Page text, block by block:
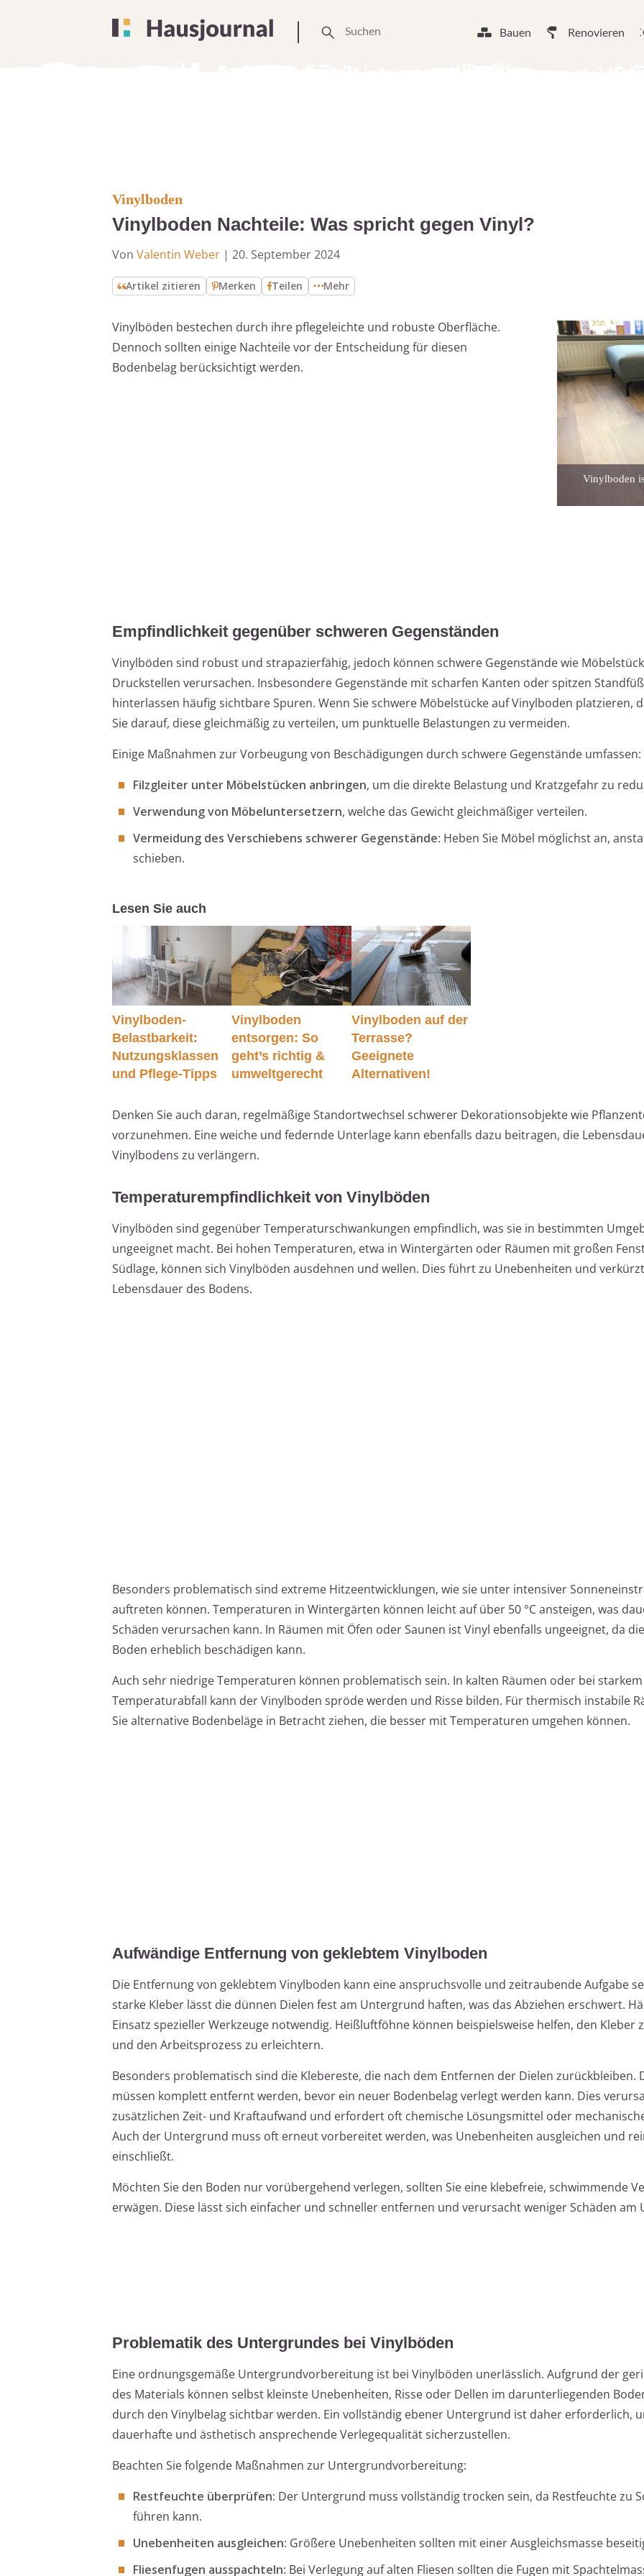
Bauen Renovieren
Vinylboden
Vinylboden Nachteile: Was spricht gegen Vinyl?
Von Valentin Weber | 20. September 2024
Artikel zitieren Merken Teilen Mehr
Vinylböden bestechen durch ihre pflegeleichte und robuste Oberfläche.
Dennoch sollten einige Nachteile vor der Entscheidung für diesen
Bodenbelag berücksichtigt werden.
Vinylboden
Empfindlichkeit gegenüber schweren Gegenständen
Vinylböden sind robust und strapazierfähig, jedoch können schwere Gegenstände wie
Druckstellen verursachen. Insbesondere Gegenstände mit scharfen Kanten oder spitzen
hinterlassen häufig sichtbare Spuren. Wenn Sie schwere Möbelstücke auf Vinylboden platzieren,
Sie darauf, diese gleichmäßig zu verteilen, um punktuelle Belastungen zu vermeiden.
Einige Maßnahmen zur Vorbeugung von Beschädigungen durch schwere Gegenstände umfassen:
Filzgleiter unter Möbelstücken anbringen, um die direkte Belastung und Kratzgefahr zu
Verwendung von Möbeluntersetzern, welche das Gewicht gleichmäßiger verteilen.
Vermeidung des Verschiebens schwerer Gegenstände: Heben Sie Möbel möglichst an,
schieben.
Lesen Sie auch
Vinylboden-
Belastbarkeit:
Nutzungsklassen
und Pflege-Tipps
Vinylboden
entsorgen: So
geht’s richtig &
umweltgerecht
Vinylboden auf der
Terrasse?
Geeignete
Alternativen!
Denken Sie auch daran, regelmäßige Standortwechsel schwerer Dekorationsobjekte wie
vorzunehmen. Eine weiche und federnde Unterlage kann ebenfalls dazu beitragen, die
Vinylbodens zu verlängern.
Temperaturempfindlichkeit von Vinylböden
Vinylböden sind gegenüber Temperaturschwankungen empfindlich, was sie in bestimmten
ungeeignet macht. Bei hohen Temperaturen, etwa in Wintergärten oder Räumen mit großen
Südlage, können sich Vinylböden ausdehnen und wellen. Dies führt zu Unebenheiten und
Lebensdauer des Bodens.
Besonders problematisch sind extreme Hitzeentwicklungen, wie sie unter intensiver
auftreten können. Temperaturen in Wintergärten können leicht auf über 50 °C ansteigen, was
Schäden verursachen kann. In Räumen mit Öfen oder Saunen ist Vinyl ebenfalls ungeeignet, da
Boden erheblich beschädigen kann.
Auch sehr niedrige Temperaturen können problematisch sein. In kalten Räumen oder bei starkem
Temperaturabfall kann der Vinylboden spröde werden und Risse bilden. Für thermisch instabile
Sie alternative Bodenbeläge in Betracht ziehen, die besser mit Temperaturen umgehen können.
Aufwändige Entfernung von geklebtem Vinylboden
Die Entfernung von geklebtem Vinylboden kann eine anspruchsvolle und zeitraubende Aufgabe
starke Kleber lässt die dünnen Dielen fest am Untergrund haften, was das Abziehen erschwert.
Einsatz spezieller Werkzeuge notwendig. Heißluftföhne können beispielsweise helfen, den Kleber
und den Arbeitsprozess zu erleichtern.
Besonders problematisch sind die Klebereste, die nach dem Entfernen der Dielen zurückbleiben.
müssen komplett entfernt werden, bevor ein neuer Bodenbelag verlegt werden kann. Dies
zusätzlichen Zeit- und Kraftaufwand und erfordert oft chemische Lösungsmittel oder
Auch der Untergrund muss oft erneut vorbereitet werden, was Unebenheiten ausgleichen und
einschließt.
Möchten Sie den Boden nur vorübergehend verlegen, sollten Sie eine klebefreie, schwimmende
erwägen. Diese lässt sich einfacher und schneller entfernen und verursacht weniger Schäden am
Problematik des Untergrundes bei Vinylböden
Eine ordnungsgemäße Untergrundvorbereitung ist bei Vinylböden unerlässlich. Aufgrund der
des Materials können selbst kleinste Unebenheiten, Risse oder Dellen im darunterliegenden
durch den Vinylbelag sichtbar werden. Ein vollständig ebener Untergrund ist daher erforderlich,
dauerhafte und ästhetisch ansprechende Verlegequalität sicherzustellen.
Beachten Sie folgende Maßnahmen zur Untergrundvorbereitung:
Restfeuchte überprüfen: Der Untergrund muss vollständig trocken sein, da Restfeuchte zu
führen kann.
Unebenheiten ausgleichen: Größere Unebenheiten sollten mit einer Ausgleichsmasse
Fliesenfugen ausspachteln: Bei Verlegung auf alten Fliesen sollten die Fugen mit